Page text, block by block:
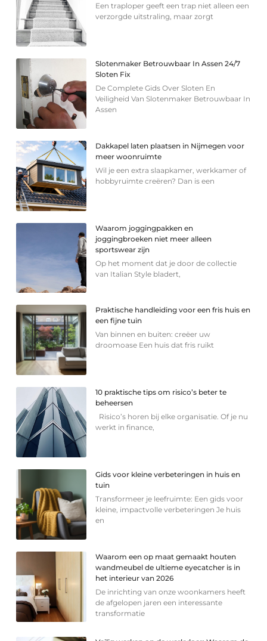
Een traploper geeft een trap niet alleen een
verzorgde uitstraling, maar zorgt
Slotenmaker Betrouwbaar In Assen 24/7
Sloten Fix
De Complete Gids Over Sloten En
Veiligheid Van Slotenmaker Betrouwbaar In
Assen
Dakkapel laten plaatsen in Nijmegen voor
meer woonruimte
Wil je een extra slaapkamer, werkkamer of
hobbyruimte creëren? Dan is een
Waarom joggingpakken en
joggingbroeken niet meer alleen
sportswear zijn
Op het moment dat je door de collectie
van Italian Style bladert,
Praktische handleiding voor een fris huis en
een fijne tuin
Van binnen en buiten: creëer uw
droomoase Een huis dat fris ruikt
10 praktische tips om risico’s beter te
beheersen
Risico’s horen bij elke organisatie. Of je nu
werkt in finance,
Gids voor kleine verbeteringen in huis en
tuin
Transformeer je leefruimte: Een gids voor
kleine, impactvolle verbeteringen Je huis
en
Waarom een op maat gemaakt houten
wandmeubel de ultieme eyecatcher is in
het interieur van 2026
De inrichting van onze woonkamers heeft
de afgelopen jaren een interessante
transformatie